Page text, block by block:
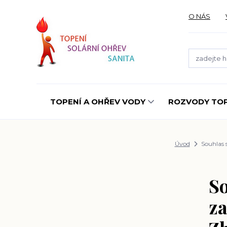
O NÁS
TOPENÍ A OHŘEV VODY ROZVODY
Úvod Souhlas